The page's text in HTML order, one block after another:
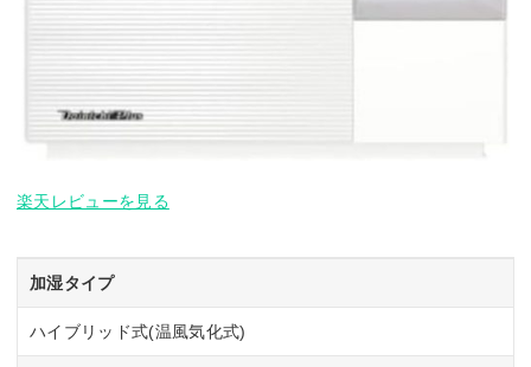
楽天レビューを見る
加湿タイプ
ハイブリッド式(温風気化式)